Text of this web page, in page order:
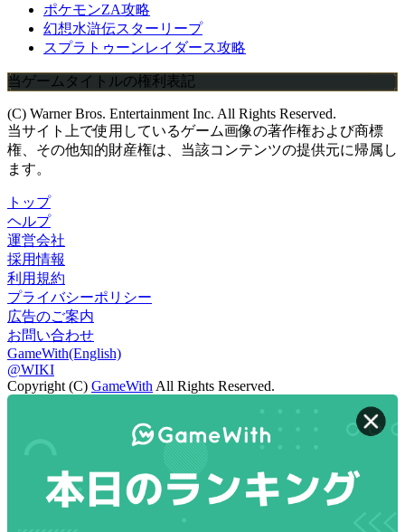
ポケモンZA攻略
幻想水滸伝スターリープ
スプラトゥーンレイダース攻略
当ゲームタイトルの権利表記
(C) Warner Bros. Entertainment Inc. All Rights Reserved.
当サイト上で使用しているゲーム画像の著作権および商標
権、その他知的財産権は、当該コンテンツの提供元に帰属し
ます。
トップ
ヘルプ
運営会社
採用情報
利用規約
プライバシーポリシー
広告のご案内
お問い合わせ
GameWith(English)
@WIKI
Copyright (C) GameWith All Rights Reserved.